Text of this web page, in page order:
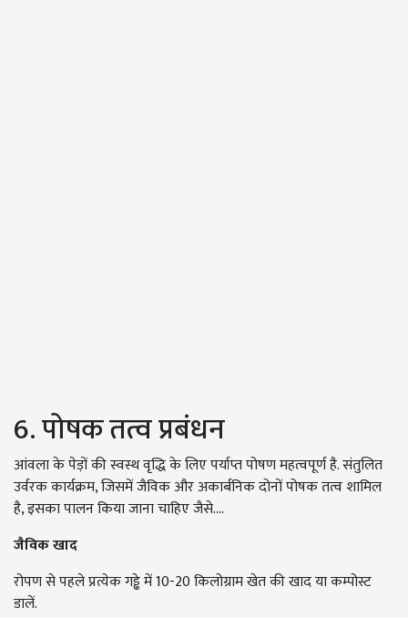
6. पोषक तत्व प्रबंधन
आंवला के पेड़ों की स्वस्थ वृद्धि के लिए पर्याप्त पोषण महत्वपूर्ण है. संतुलित
उर्वरक कार्यक्रम, जिसमें जैविक और अकार्बनिक दोनों पोषक तत्व शामिल
है, इसका पालन किया जाना चाहिए जैसे....
जैविक खाद
रोपण से पहले प्रत्येक गड्ढे में 10-20 किलोग्राम खेत की खाद या कम्पोस्ट
डालें.